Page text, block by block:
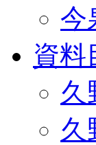
今
資料
久
久